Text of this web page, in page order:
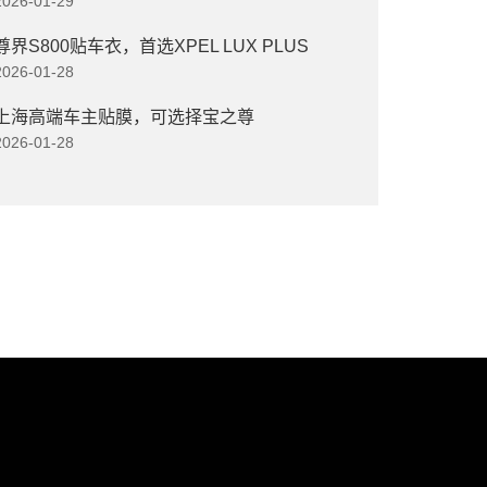
界S800贴车衣，首选XPEL LUX PLUS
01-28
海高端车主贴膜，可选择宝之尊
01-28